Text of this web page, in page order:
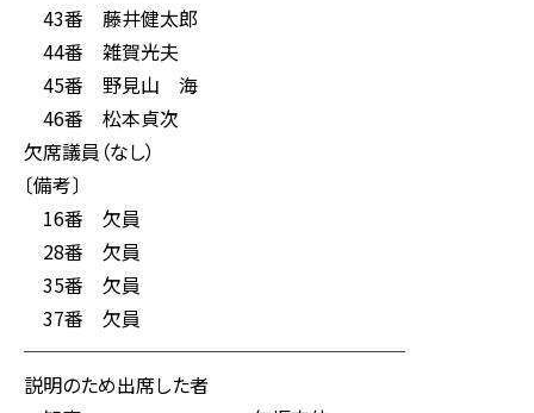
43番 藤井健太郎
44番 雑賀光夫
45番 野見山 海
46番 松本貞次
欠席議員（なし）
〔備考〕
16番 欠員
28番 欠員
35番 欠員
37番 欠員
────────────────────
説明のため出席した者